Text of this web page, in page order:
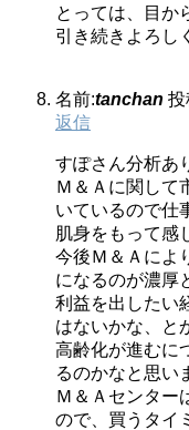
とっては、目か
引き続きよろし
名前:tanchan 投
返信
すぽさん分析あ
Ｍ＆Ａに関して
いているので仕
肌身をもって感
今後Ｍ＆Ａによ
になるのが濃厚
利益を出したい
はないかな、と
高齢化が進むに
るのかなと思い
Ｍ＆Ａセンター
ので、買うタイ